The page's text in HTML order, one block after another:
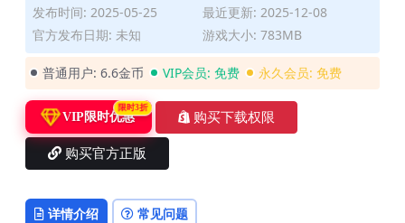
发布时间: 2025-05-25
最近更新: 2025-12-08
官方发布日期: 未知
游戏大小: 783MB
普通用户: 6.6金币 VIP会员: 免费 永久会员: 免费
VIP限时优惠
限时3折
购买下载权限
购买官方正版
详情介绍 常见问题